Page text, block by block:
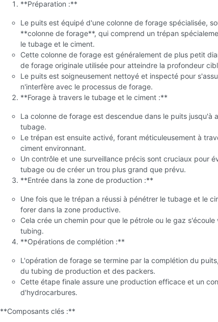
**Préparation :**
Le puits est équipé d'une colonne de forage spécialisée,
**colonne de forage**, qui comprend un trépan
le tubage et le ciment.
Cette colonne de forage est généralement de plus petit
de forage originale utilisée pour atteindre la profondeur
Le puits est soigneusement nettoyé et inspecté pour
n'interfère avec le processus de forage.
**Forage à travers le tubage et le ciment :**
La colonne de forage est descendue dans le puits jusqu'à
tubage.
Le trépan est ensuite activé, forant méticuleusement à
ciment environnant.
Un contrôle et une surveillance précis sont cruciaux pour
tubage ou de créer un trou plus grand que prévu.
**Entrée dans la zone de production :**
Une fois que le trépan a réussi à pénétrer le tubage et le
forer dans la zone productive.
Cela crée un chemin pour que le pétrole ou le gaz
tubing.
**Opérations de complétion :**
L'opération de forage se termine par la complétion du
du tubing de production et des packers.
Cette étape finale assure une production efficace et un
d'hydrocarbures.
**Composants clés :**